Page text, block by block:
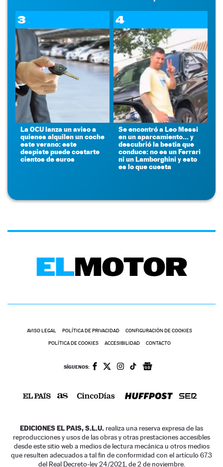
3
La OCU lanza un aviso a
quienes alquilen un coche
este verano: este
despiste puede costarte
cientos de euros
4
Se encontró a Leo Messi
en un aparcamiento... y
descubrió la bestia que
conduce: no es un Ferrari
ni un Lamborghini y esto
es lo que cuesta
AVISO LEGAL POLÍTICA DE PRIVACIDAD CONFIGURACIÓN DE COOKIES
POLÍTICA DE COOKIES ACCESIBILIDAD CONTACTO
SÍGUENOS:
EDICIONES EL PAIS, S.L.U. realiza una reserva expresa de las
reproducciones y usos de las obras y otras prestaciones accesibles
desde este sitio web a medios de lectura mecánica u otros medios
que resulten adecuados a tal fin de conformidad con el artículo 67.3
del Real Decreto-ley 24/2021, de 2 de noviembre.